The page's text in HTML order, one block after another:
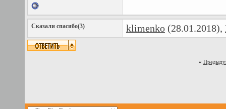
Сказали спасибо(3) klimenko (28.01.2018),
«